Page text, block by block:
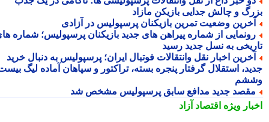
و چالش جدایی بازیکن مازاد
وضعیت تمرین بازیکنان پرسپولیس در آزادی
از شماره پیراهن های جدید بازیکنان پرسپولیس؛ شماره های
به نسل جدید رسید
اخبار نقل وانتقالات فوتبال ایران؛ پرسپولیس به دنبال خرید
استقلال گرفتار پنجره بسته، تراکتور و سپاهان آماده لیگ بیست
جدید مدافع سابق پرسپولیس مشخص شد
ویژهاقتصاد آزاد